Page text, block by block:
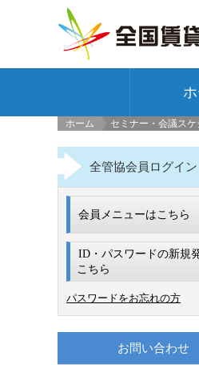
ホーム
セミナー・会議ス
全管協会員ログイン
会員メニューはこちら
ID・パスワードの新規
こちら
パスワードをお忘れの方
お問い合わせ